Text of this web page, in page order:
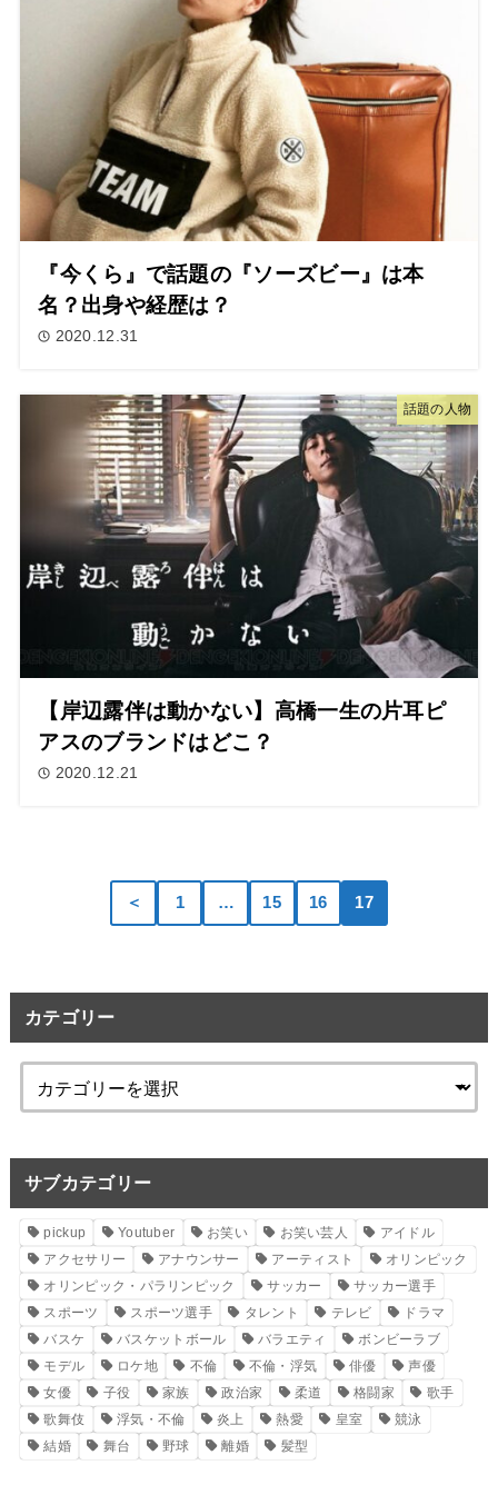
『今くら』で話題の『ソーズビー』は本
名？出身や経歴は？
2020.12.31
話題の人物
【岸辺露伴は動かない】高橋一生の片耳ピ
アスのブランドはどこ？
2020.12.21
＜ 1 … 15 16 17
カテゴリー
サブカテゴリー
pickup Youtuber お笑い お笑い芸人
アイドル
アクセサリー
アナウンサー アーティスト
オリンピック
オリンピック・パラリンピック
サッカー
サッカー選手
スポーツ
スポーツ選手 タレント テレビ
ドラマ
バスケ
バスケットボール バラエティ
ボンビーラブ
モデル
ロケ地 不倫 不倫・浮気 俳優
声優
女優
子役 家族 政治家 柔道 格闘家
歌手
歌舞伎
浮気・不倫 炎上 熱愛 皇室
競泳
結婚
舞台 野球 離婚 髪型